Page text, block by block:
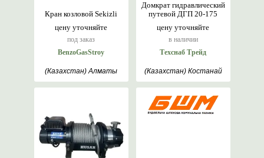
цену уточняйте
под заказ
Кран козловой Sekizli
BenzoGasStroy
(Казахстан) Алматы
цену уточняйте
в наличии
Домкрат гидравлический
путевой ДГП 20-175
Техснаб Трейд
(Казахстан) Костанай